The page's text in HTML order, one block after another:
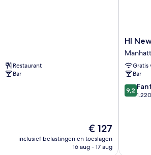
Restaurant
Bar
De
prijs
is
€ 127
inclusief belastingen en toeslagen
16 aug - 17 aug
HI
New
York
City
-
Hostel
HI
Gratis
Bar
9.2
van
9,2